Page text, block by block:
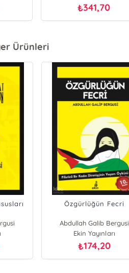
₺341,70
Ürünleri
Özgürlüğün Fecri
Abdullah Galib Bergusi
Ekin Yayınları
₺174,20